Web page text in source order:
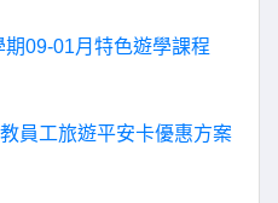
09-01月特色遊學課程
員工旅遊平安卡優惠方案